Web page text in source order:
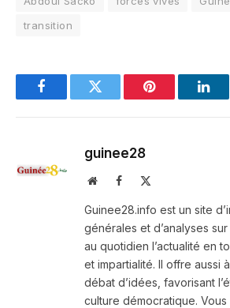
transition
FacebookTwitter Pinterest
guinee28
WebsiteFacebook
Guinee28.info est un site
générales et d’analyses
au quotidien l’actualité en
et impartialité. Il offre aussi
débat d’idées, favorisant
culture démocratique.